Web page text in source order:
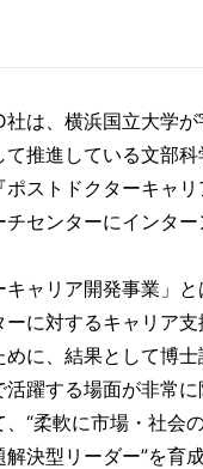
社は、横浜国立大学
推進している文部
ストドクターキャ
チセンターにインタ
キャリア開発事業」
に対するキャリア
めに、結果として博
活躍する場面が非常
“柔軟に市場・社会
解決型リーダー”を育